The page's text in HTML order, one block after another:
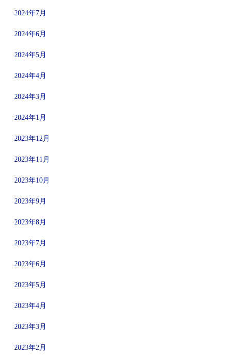
2024年7月
2024年6月
2024年5月
2024年4月
2024年3月
2024年1月
2023年12月
2023年11月
2023年10月
2023年9月
2023年8月
2023年7月
2023年6月
2023年5月
2023年4月
2023年3月
2023年2月